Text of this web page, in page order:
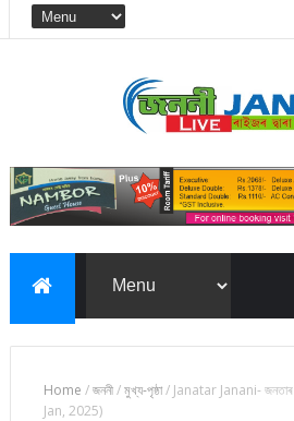
Home /জননী/মুখ্য-পৃষ্ঠা/ Janatar Janani-
Jan, 2025)